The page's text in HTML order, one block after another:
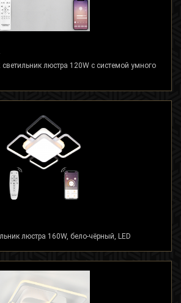
люстра 120W с системой умного
люстра 160W, бело-чёрный, LED